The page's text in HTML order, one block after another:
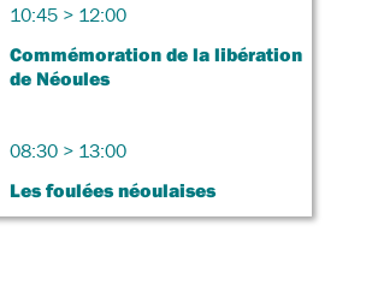
10:45 > 12:00
Commémoration de la libération
de Néoules
08:30 > 13:00
Les foulées néoulaises